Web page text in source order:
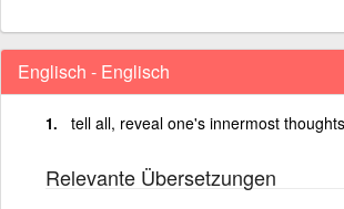
Englisch - Englisch
tell all, reveal one's innermost
Relevante Übersetzungen